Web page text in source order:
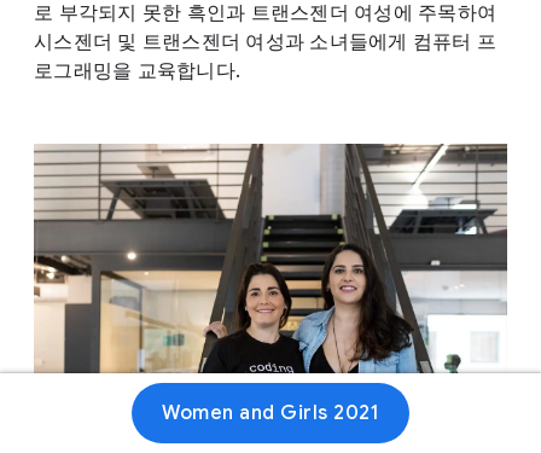
로 부각되지 못한 흑인과 트랜스젠더 여성에 주목하여
시스젠더 및 트랜스젠더 여성과 소녀들에게 컴퓨터 프
로그래밍을 교육합니다.
Women and Girls 2021